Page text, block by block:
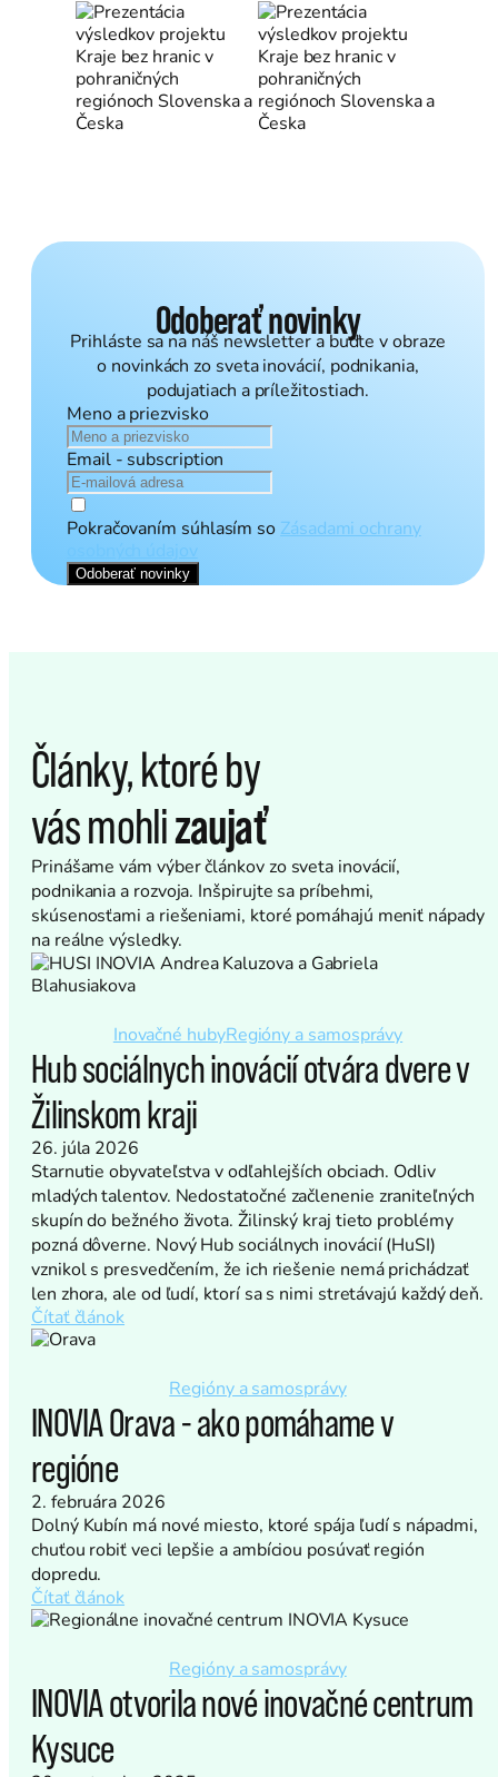
Odoberať novinky
Prihláste sa na náš newsletter a buďte v obraze
o novinkách zo sveta inovácií, podnikania,
podujatiach a príležitostiach.
Meno a priezvisko
Email - subscription
Pokračovaním súhlasím so Zásadami ochrany
osobných údajov
Odoberať novinky
Články, ktoré by
vás mohlizaujať
Prinášame vám výber článkov zo sveta inovácií,
podnikania a rozvoja. Inšpirujte sa príbehmi,
skúsenosťami a riešeniami, ktoré pomáhajú meniť nápady
na reálne výsledky.
Inovačné hubyRegióny a samosprávy
Hub sociálnych inovácií otvára dvere v
Žilinskom kraji
26. júla 2026
Starnutie obyvateľstva v odľahlejších obciach. Odliv
mladých talentov. Nedostatočné začlenenie zraniteľných
skupín do bežného života. Žilinský kraj tieto problémy
pozná dôverne. Nový Hub sociálnych inovácií (HuSI)
vznikol s presvedčením, že ich riešenie nemá prichádzať
len zhora, ale od ľudí, ktorí sa s nimi stretávajú každý deň.
Čítať článok
Regióny a samosprávy
INOVIA Orava - ako pomáhame v
regióne
2. februára 2026
Dolný Kubín má nové miesto, ktoré spája ľudí s nápadmi,
chuťou robiť veci lepšie a ambíciou posúvať región
dopredu.
Čítať článok
Regióny a samosprávy
INOVIA otvorila nové inovačné centrum
Kysuce